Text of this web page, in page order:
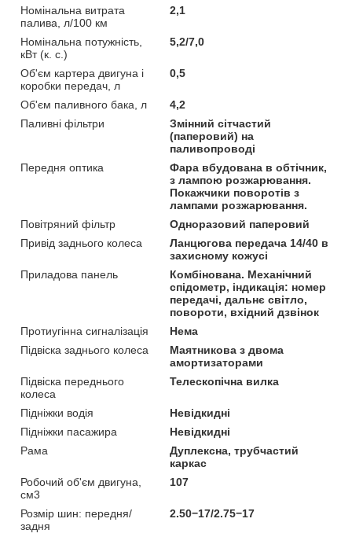
Номінальна витрата
палива, л/100 км
2,1
Номінальна потужність,
кВт (к. с.)
5,2/7,0
Об'єм картера двигуна і
коробки передач, л
0,5
Об'єм паливного бака, л
4,2
Паливні фільтри
Змінний сітчастий
(паперовий) на
паливопроводі
Передня оптика
Фара вбудована в обтічник,
з лампою розжарювання.
Покажчики поворотів з
лампами розжарювання.
Повітряний фільтр
Одноразовий паперовий
Привід заднього колеса
Ланцюгова передача 14/40 в
захисному кожусі
Приладова панель
Комбінована. Механічний
спідометр, індикація: номер
передачі, дальнє світло,
повороти, вхідний дзвінок
Протиугінна сигналізація
Нема
Підвіска заднього колеса
Маятникова з двома
амортизаторами
Підвіска переднього
колеса
Телескопічна вилка
Підніжки водія
Невідкидні
Підніжки пасажира
Невідкидні
Рама
Дуплексна, трубчастий
каркас
Робочий об'єм двигуна,
см3
107
Розмір шин: передня/
задня
2.50−17/2.75−17